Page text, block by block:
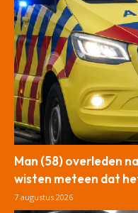
Man (58) overleden
wisten meteen dat
7 augustus 2026